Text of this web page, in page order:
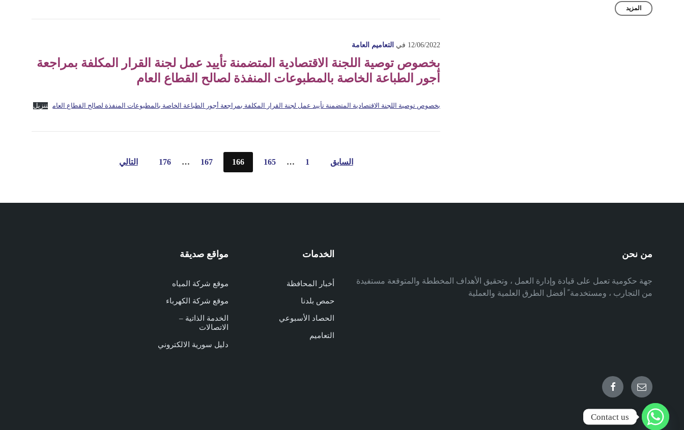
12/06/2022 في التعاميم العامة
بخصوص توصية اللجنة الاقتصادية المتضمنة تأييد عمل لجنة القرار المكلفة بمراجعة
أجور الطباعة الخاصة بالمطبوعات المنفذة لصالح القطاع العام
بخصوص توصية اللجنة الاقتصادية المتضمنة تأييد عمل لجنة القرار المكلفة بمراجعة أجور الطباعة الخاصة بالمطبوعات المنفذة لصالح القطاع العام تنزيل
المقالات
السابق 1
…
165
166
167
…
176 التالي
المزيد
من نحن
جهة حكومية تعمل على قيادة وإدارة العمل ، وتحقيق الأهداف المخططة والمتوقعة مستفيدة
من التجارب ، ومستخدمة ً أفضل الطرق العلمية والعملية
الخدمات
أخبار المحافظة
حمص بلدنا
الحصاد الأسبوعي
التعاميم
مواقع صديقة
موقع شركة المياه
موقع شركة الكهرباء
الخدمة الذاتية –
الاتصالات
دليل سورية الالكتروني
Email
Facebook
Contact us